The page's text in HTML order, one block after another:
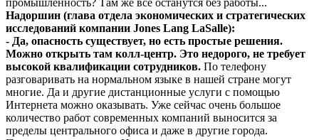
промышленность? Там же все останутся без работы...
Надоршин (глава отдела экономических и стратегических
исследований компании Jones Lang LaSalle):
- Да, опасность существует, но есть простые решения.
Можно открыть там колл-центр. Это недорого, не требует
высокой квалификации сотрудников. По телефону
разговаривать на нормальном языке в нашей стране могут
многие. Да и другие дистанционные услуги с помощью
Интернета можно оказывать. Уже сейчас очень большое
количество работ современных компаний выносится за
пределы центрального офиса и даже в другие города.